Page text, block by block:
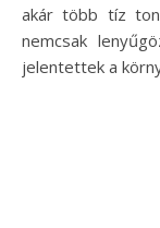
akár több tíz
nemcsak
jelentettek a